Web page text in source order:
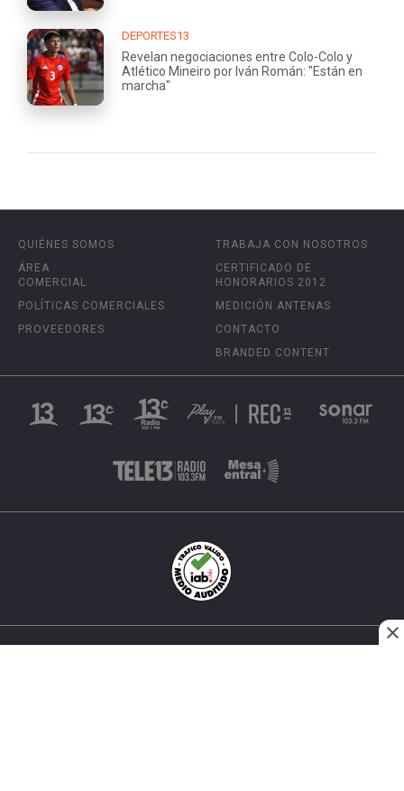
DEPORTES13
Revelan negociaciones entre Colo-Colo y
Atlético Mineiro por Iván Román: "Están en
marcha"
QUIÉNES SOMOS
ÁREA
COMERCIAL
POLÍTICAS COMERCIALES
PROVEEDORES
TRABAJA CON NOSOTROS
CERTIFICADO DE
HONORARIOS 2012
MEDICIÓN ANTENAS
CONTACTO
BRANDED CONTENT